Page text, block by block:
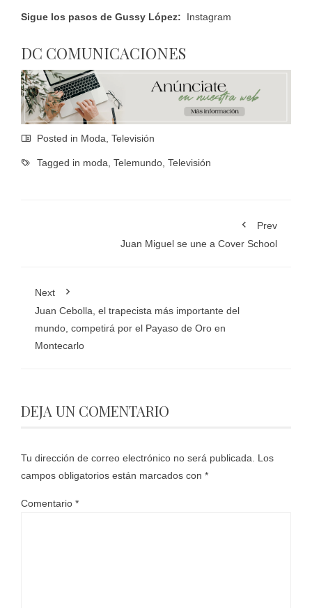
Sigue los pasos de Gussy López: Instagram
DC COMUNICACIONES
Posted in Moda Televisión
Tagged in moda Telemundo Televisión
Prev
Juan Miguel se une a Cover School
Next
Juan Cebolla, el trapecista más importante del
mundo, competirá por el Payaso de Oro en
Montecarlo
DEJA UN COMENTARIO
Tu dirección de correo electrónico no será publicada.
Los
campos obligatorios están marcados con *
Comentario *